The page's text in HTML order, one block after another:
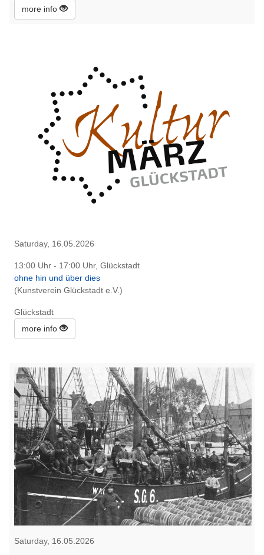
more info
Saturday, 16.05.2026
13:00 Uhr - 17:00 Uhr, Glückstadt
ohne hin und über dies
(Kunstverein Glückstadt e.V.)
Glückstadt
more info
Saturday, 16.05.2026